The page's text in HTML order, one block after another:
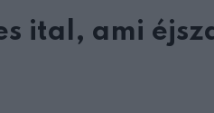
ital, ami